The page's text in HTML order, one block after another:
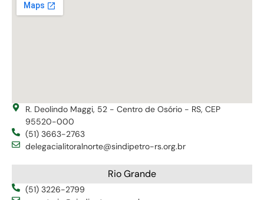
R. Deolindo Maggi, 52 - Centro de Osório - RS, CEP
95520-000
(51) 3663-2763
delegacialitoralnorte@sindipetro-rs.org.br
Rio Grande
(51) 3226-2799